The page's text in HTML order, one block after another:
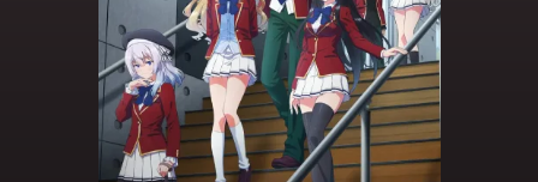
თქვენი ძიების ისტორია
ისტორია ცარიელია
სრული ისტორიის გასუფთავება